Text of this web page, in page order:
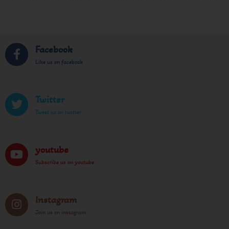
Facebook
Like us on facebook
Twitter
Tweet us on twitter
youtube
Subscribe us on youtube
Instagram
Join us on instagram